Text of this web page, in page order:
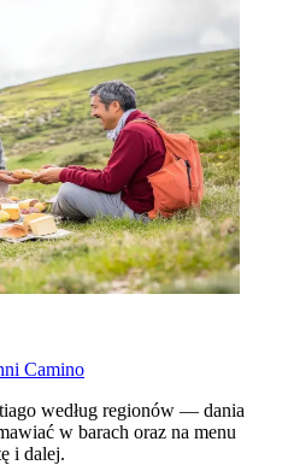
Camino
według regionów — dania
w barach oraz na menu
i dalej.